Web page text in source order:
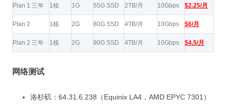
Plan 1 三年 1核 1G 55G SSD 2TB/月 10Gbps $2.25/月
Plan 2 1核 2G 80G SSD 4TB/月 10Gbps $6/月
Plan 2 三年 1核 2G 80G SSD 4TB/月 10Gbps $4.5/月
网络测试
洛杉矶：64.31.6.238（Equinix LA4，AMD EPYC 7301）